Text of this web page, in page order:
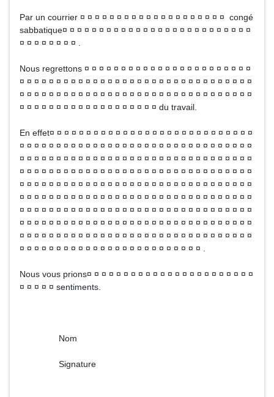
Par un courrier ¤ ¤ ¤ ¤ ¤ ¤ ¤ ¤ ¤ ¤ ¤ ¤ ¤ ¤ ¤ ¤ ¤ ¤ ¤ ¤ congé
sabbatique¤ ¤ ¤ ¤ ¤ ¤ ¤ ¤ ¤ ¤ ¤ ¤ ¤ ¤ ¤ ¤ ¤ ¤ ¤ ¤ ¤ ¤ ¤ ¤ ¤ ¤
¤ ¤ ¤ ¤ ¤ ¤ ¤ ¤ .
Nous regrettons ¤ ¤ ¤ ¤ ¤ ¤ ¤ ¤ ¤ ¤ ¤ ¤ ¤ ¤ ¤ ¤ ¤ ¤ ¤ ¤ ¤ ¤ ¤
¤ ¤ ¤ ¤ ¤ ¤ ¤ ¤ ¤ ¤ ¤ ¤ ¤ ¤ ¤ ¤ ¤ ¤ ¤ ¤ ¤ ¤ ¤ ¤ ¤ ¤ ¤ ¤ ¤ ¤ ¤ ¤
¤ ¤ ¤ ¤ ¤ ¤ ¤ ¤ ¤ ¤ ¤ ¤ ¤ ¤ ¤ ¤ ¤ ¤ ¤ ¤ ¤ ¤ ¤ ¤ ¤ ¤ ¤ ¤ ¤ ¤ ¤ ¤
¤ ¤ ¤ ¤ ¤ ¤ ¤ ¤ ¤ ¤ ¤ ¤ ¤ ¤ ¤ ¤ ¤ ¤ ¤ du travail.
En effet¤ ¤ ¤ ¤ ¤ ¤ ¤ ¤ ¤ ¤ ¤ ¤ ¤ ¤ ¤ ¤ ¤ ¤ ¤ ¤ ¤ ¤ ¤ ¤ ¤ ¤ ¤ ¤
¤ ¤ ¤ ¤ ¤ ¤ ¤ ¤ ¤ ¤ ¤ ¤ ¤ ¤ ¤ ¤ ¤ ¤ ¤ ¤ ¤ ¤ ¤ ¤ ¤ ¤ ¤ ¤ ¤ ¤ ¤ ¤
¤ ¤ ¤ ¤ ¤ ¤ ¤ ¤ ¤ ¤ ¤ ¤ ¤ ¤ ¤ ¤ ¤ ¤ ¤ ¤ ¤ ¤ ¤ ¤ ¤ ¤ ¤ ¤ ¤ ¤ ¤ ¤
¤ ¤ ¤ ¤ ¤ ¤ ¤ ¤ ¤ ¤ ¤ ¤ ¤ ¤ ¤ ¤ ¤ ¤ ¤ ¤ ¤ ¤ ¤ ¤ ¤ ¤ ¤ ¤ ¤ ¤ ¤ ¤
¤ ¤ ¤ ¤ ¤ ¤ ¤ ¤ ¤ ¤ ¤ ¤ ¤ ¤ ¤ ¤ ¤ ¤ ¤ ¤ ¤ ¤ ¤ ¤ ¤ ¤ ¤ ¤ ¤ ¤ ¤ ¤
¤ ¤ ¤ ¤ ¤ ¤ ¤ ¤ ¤ ¤ ¤ ¤ ¤ ¤ ¤ ¤ ¤ ¤ ¤ ¤ ¤ ¤ ¤ ¤ ¤ ¤ ¤ ¤ ¤ ¤ ¤ ¤
¤ ¤ ¤ ¤ ¤ ¤ ¤ ¤ ¤ ¤ ¤ ¤ ¤ ¤ ¤ ¤ ¤ ¤ ¤ ¤ ¤ ¤ ¤ ¤ ¤ ¤ ¤ ¤ ¤ ¤ ¤ ¤
¤ ¤ ¤ ¤ ¤ ¤ ¤ ¤ ¤ ¤ ¤ ¤ ¤ ¤ ¤ ¤ ¤ ¤ ¤ ¤ ¤ ¤ ¤ ¤ ¤ ¤ ¤ ¤ ¤ ¤ ¤ ¤
¤ ¤ ¤ ¤ ¤ ¤ ¤ ¤ ¤ ¤ ¤ ¤ ¤ ¤ ¤ ¤ ¤ ¤ ¤ ¤ ¤ ¤ ¤ ¤ ¤ ¤ ¤ ¤ ¤ ¤ ¤ ¤
¤ ¤ ¤ ¤ ¤ ¤ ¤ ¤ ¤ ¤ ¤ ¤ ¤ ¤ ¤ ¤ ¤ ¤ ¤ ¤ ¤ ¤ ¤ ¤ ¤ .
Nous vous prions¤ ¤ ¤ ¤ ¤ ¤ ¤ ¤ ¤ ¤ ¤ ¤ ¤ ¤ ¤ ¤ ¤ ¤ ¤ ¤ ¤ ¤ ¤
¤ ¤ ¤ ¤ ¤ sentiments.
Nom
Signature